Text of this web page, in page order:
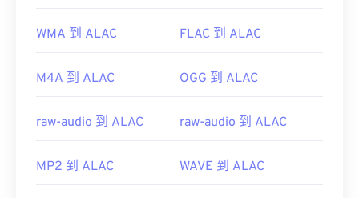
WMA 到 ALAC FLAC 到 ALAC
M4A 到 ALAC OGG 到 ALAC
raw-audio 到 ALAC raw-audio 到 ALAC
MP2 到 ALAC WAVE 到 ALAC